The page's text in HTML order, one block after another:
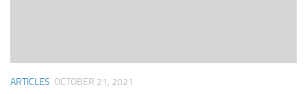
ARTICLES OCTOBER 21, 2021